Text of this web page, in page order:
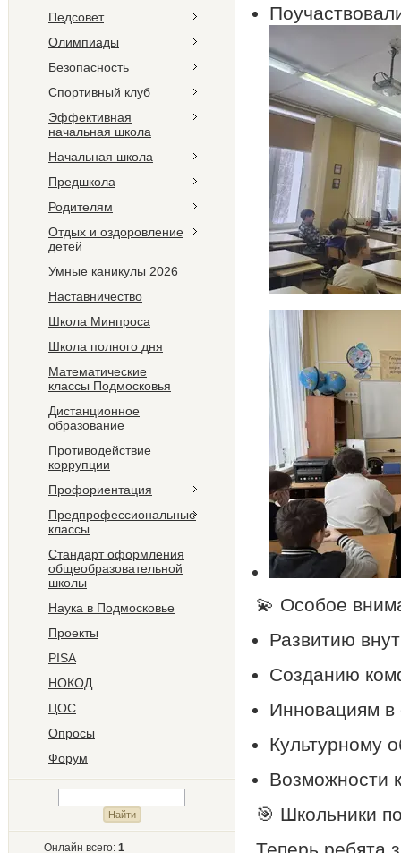
Педсовет
Олимпиады
Безопасность
Спортивный клуб
Эффективная
начальная школа
Начальная школа
Предшкола
Родителям
Отдых и оздоровление
детей
Умные каникулы 2026
Наставничество
Школа Минпроса
Школа полного дня
Математические
классы Подмосковья
Дистанционное
образование
Противодействие
коррупции
Профориентация
Предпрофессиональные
классы
Стандарт оформления
общеобразовательной
школы
Наука в Подмосковье
Проекты
PISA
НОКОД
ЦОС
Опросы
Форум
Онлайн всего: 1
💫 Особое
Развитию
Созданию
Инновациям
Культурному
Возможности
🎯 Школьники